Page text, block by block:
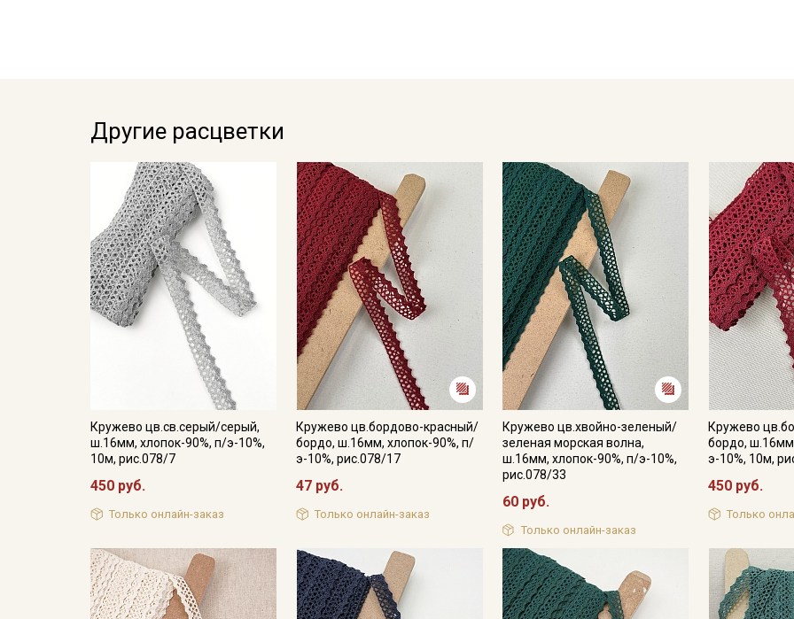
Другие расцветки
Кружево цв.св.серый/серый,
ш.16мм, хлопок-90%, п/э-10%,
10м, рис.078/7
450 руб.
Только онлайн-заказ
Кружево цв.бордово-красный/
бордо, ш.16мм, хлопок-90%, п/
э-10%, рис.078/17
47 руб.
Только онлайн-заказ
Кружево цв.хвойно-зеленый/
зеленая морская волна,
ш.16мм, хлопок-90%, п/э-10%,
рис.078/33
60 руб.
Только онлайн-заказ
Кружево
бордо,
э-10%, 10м,
450 руб.
Только
Секретная рассылка от
Купава
Мы публикуем здесь дополнительные
промокоды и скидки до 30% на узкие
категории тканей